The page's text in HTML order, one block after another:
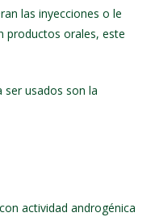
las inyecciones o le
productos orales, este
ser usados son la
actividad androgénica